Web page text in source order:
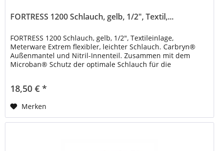
FORTRESS 1200 Schlauch, gelb, 1/2", Textil,...
FORTRESS 1200 Schlauch, gelb, 1/2", Textileinlage,
Meterware Extrem flexibler, leichter Schlauch. Carbryn®
Außenmantel und Nitril-Innenteil. Zusammen mit dem
Microban® Schutz der optimale Schlauch für die
18,50 € *
Merken